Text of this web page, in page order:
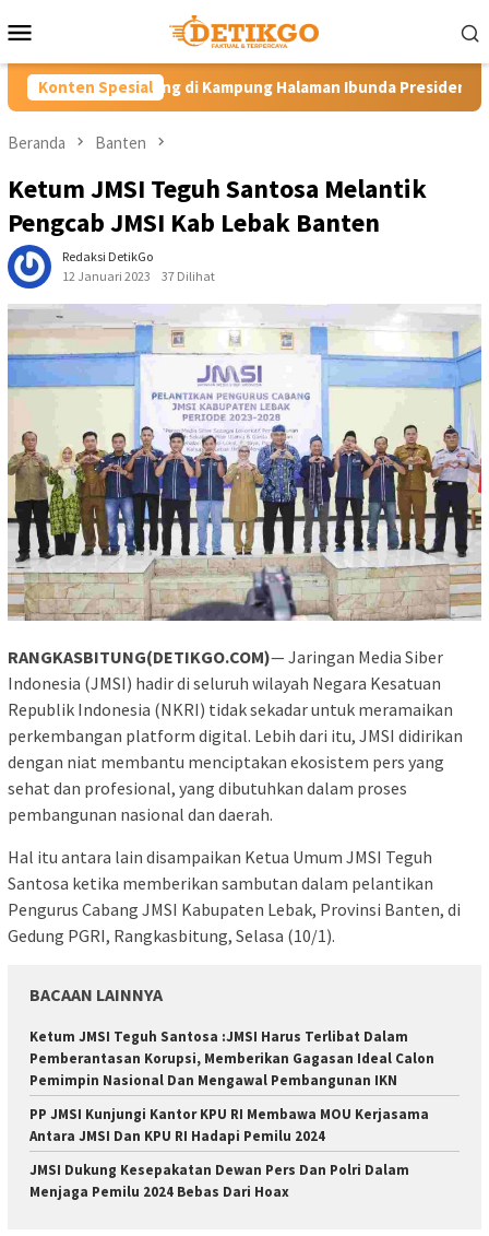
ke
Mobile
Konten Spesial
Halaman Ibunda Presiden Labkesmas Minahasa
Beranda Banten
Ketum JMSI Teguh Santosa Melantik
Pengcab JMSI Kab Lebak Banten
Redaksi DetikGo
12 Januari 2023
37 Dilihat
RANGKASBITUNG(DETIKGO.COM)— Jaringan Media Siber
Indonesia (JMSI) hadir di seluruh wilayah Negara Kesatuan
Republik Indonesia (NKRI) tidak sekadar untuk meramaikan
perkembangan platform digital. Lebih dari itu, JMSI didirikan
dengan niat membantu menciptakan ekosistem pers yang
sehat dan profesional, yang dibutuhkan dalam proses
pembangunan nasional dan daerah.
Hal itu antara lain disampaikan Ketua Umum JMSI Teguh
Santosa ketika memberikan sambutan dalam pelantikan
Pengurus Cabang JMSI Kabupaten Lebak, Provinsi Banten, di
Gedung PGRI, Rangkasbitung, Selasa (10/1).
BACAAN LAINNYA
Ketum JMSI Teguh Santosa :JMSI Harus Terlibat Dalam
Pemberantasan Korupsi, Memberikan Gagasan Ideal Calon
Pemimpin Nasional Dan Mengawal Pembangunan IKN
PP JMSI Kunjungi Kantor KPU RI Membawa MOU Kerjasama
Antara JMSI Dan KPU RI Hadapi Pemilu 2024
JMSI Dukung Kesepakatan Dewan Pers Dan Polri Dalam
Menjaga Pemilu 2024 Bebas Dari Hoax